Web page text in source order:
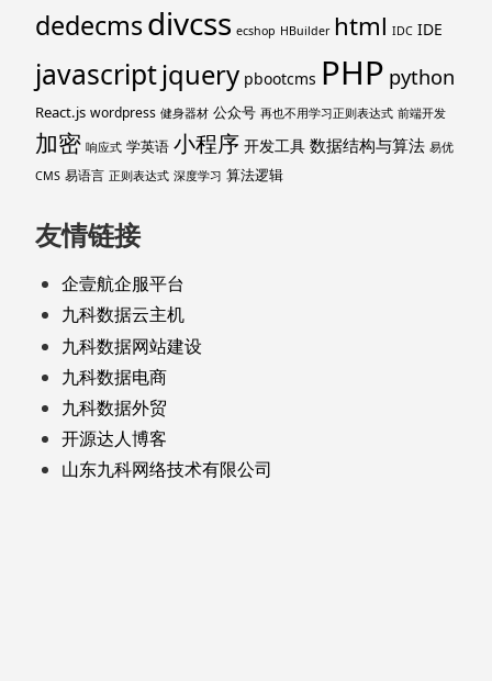
dedecmsdivcss ecshop HBuilder html IDC IDE
javascriptjquery pbootcms PHP python
React.js wordpress 健身器材 公众号 再也不用学习正则表达式 前端开发
加密 响应式 学英语 小程序 开发工具 数据结构与算法 易优
CMS 易语言 正则表达式 深度学习 算法逻辑
友情链接
企壹航企服平台
九科数据云主机
九科数据网站建设
九科数据电商
九科数据外贸
开源达人博客
山东九科网络技术有限公司